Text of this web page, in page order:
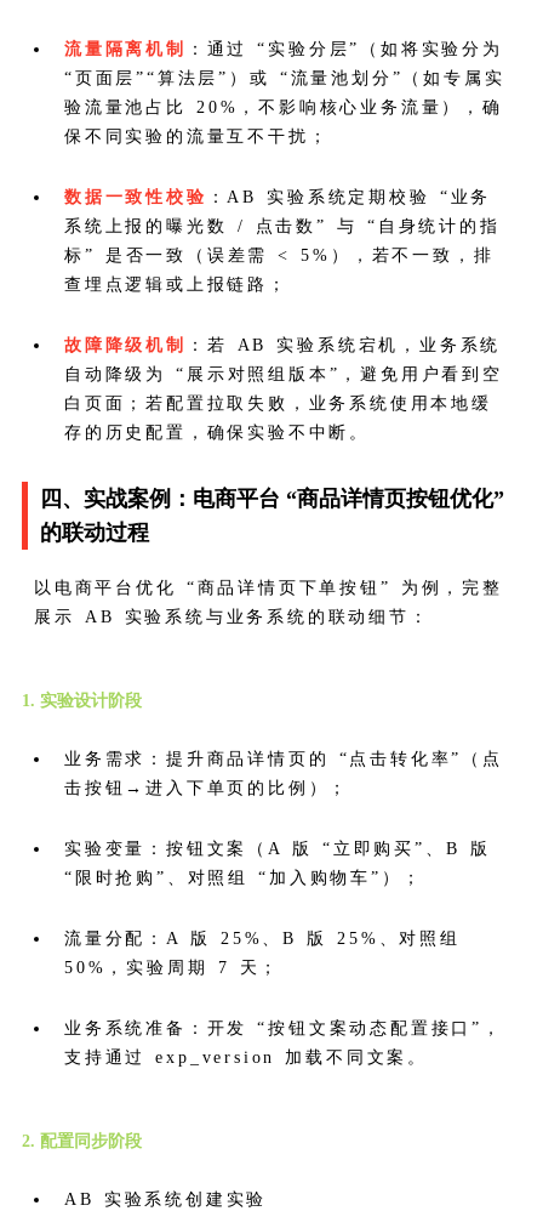
流量隔离机制
：通过 “实验分层”（如将实验分为
“页面层”“算法层”）或 “流量池划分”（如专属实
验流量池占比 20%，不影响核心业务流量），确
保不同实验的流量互不干扰；
数据一致性校验 ：AB 实验系统定期校验 “业务
系统上报的曝光数 / 点击数” 与 “自身统计的指
标” 是否一致（误差需 < 5%），若不一致，排
查埋点逻辑或上报链路；
故障降级机制
：若 AB 实验系统宕机，业务系统
自动降级为 “展示对照组版本”，避免用户看到空
白页面；若配置拉取失败，业务系统使用本地缓
存的历史配置，确保实验不中断。
四、实战案例：电商平台 “商品详情页按钮优化”
的联动过程
以电商平台优化 “商品详情页下单按钮” 为例，完整
展示 AB 实验系统与业务系统的联动细节：
1. 实验设计阶段
业务需求：提升商品详情页的 “点击转化率”（点
击按钮→进入下单页的比例）；
实验变量：按钮文案（A 版 “立即购买”、B 版
“限时抢购”、对照组 “加入购物车”）；
流量分配：A 版 25%、B 版 25%、对照组
50%，实验周期 7 天；
业务系统准备：开发 “按钮文案动态配置接口”，
支持通过 exp_version 加载不同文案。
2. 配置同步阶段
AB 实验系统创建实验